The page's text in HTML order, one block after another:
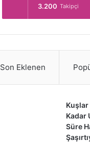
3.200 Takipçi
Son Eklenen
Kuşlar
Kadar
Süre